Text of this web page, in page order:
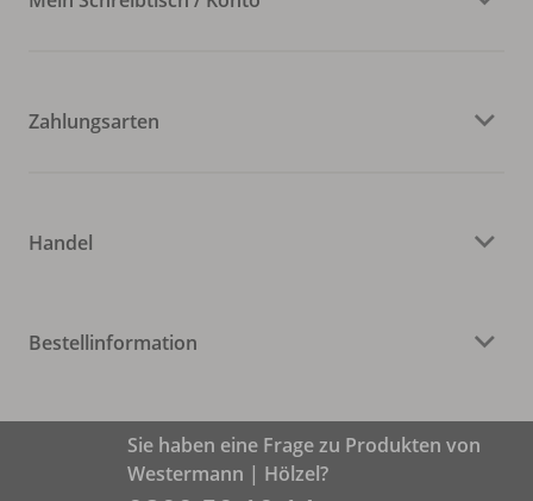
Zahlungsarten
Handel
Bestellinformation
Sie haben eine Frage zu Produkten von
Westermann | Hölzel?